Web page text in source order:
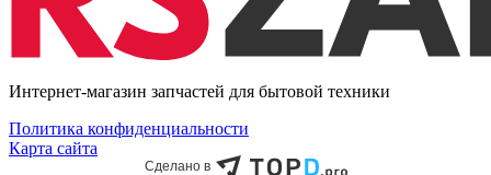
Интернет-магазин запчастей для бытовой техники
Политика конфиденциальности
Карта сайта
Сделано в